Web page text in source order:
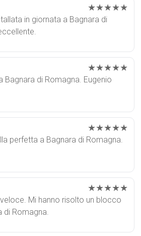
★★★★★
in giornata a Bagnara di
★★★★★
Bagnara di Romagna. Eugenio
★★★★★
perfetta a Bagnara di Romagna.
★★★★★
Mi hanno risolto un blocco
di Romagna.